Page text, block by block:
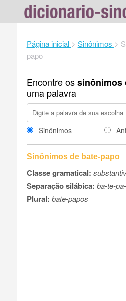
Página inicial > Sinônimos >
papo
Encontre ossinônimos
uma palavra
Sinônimos
Sinônimos de bate-papo
Classe gramatical:
Separação silábica: ba-te-
Plural: bate-papos